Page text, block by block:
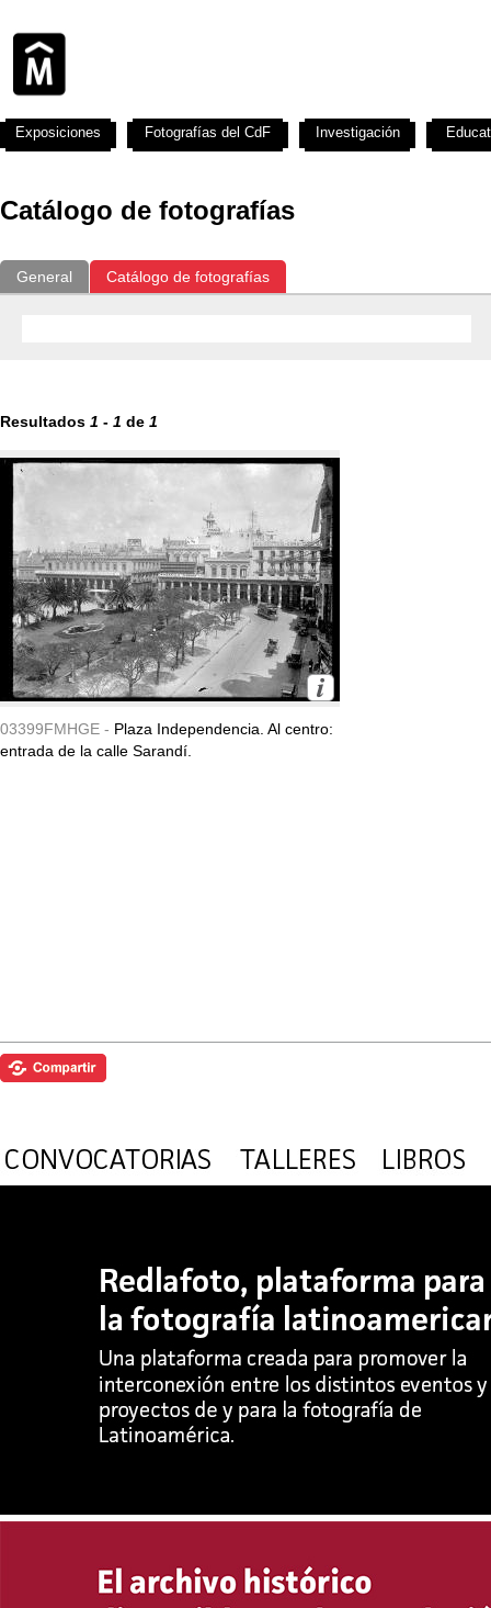
Catálogo de fotografías
General Catálogo de fotografías
Resultados 1 - 1 de 1
03399FMHGE - Plaza Independencia. Al centro:
entrada de la calle Sarandí.
Exposiciones Fotografías del CdF Investigación